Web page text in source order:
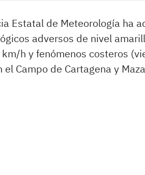
Estatal de Meteorología ha
adversos de nivel
h y fenómenos costeros
el Campo de Cartagena y